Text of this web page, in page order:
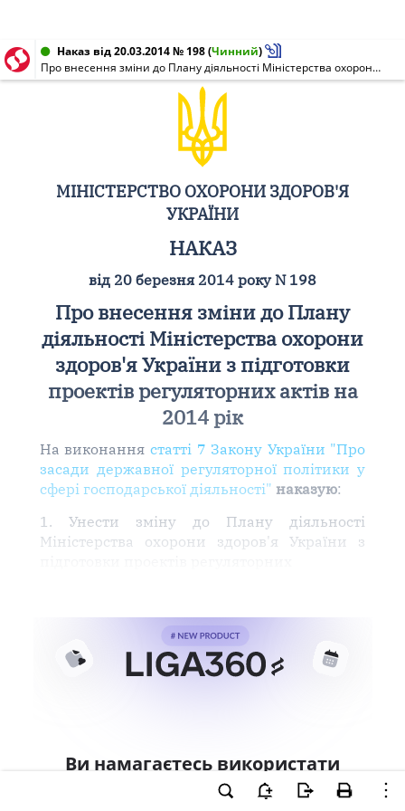
Наказ від 20.03.2014 № 198(Чинний)
Про внесення зміни до Плану діяльності Міністерства охорони здоров'я України з підготовки проектів регуляторних актів на 2014 рік
МІНІСТЕРСТВО ОХОРОНИ ЗДОРОВ'Я
УКРАЇНИ
НАКАЗ
від 20 березня 2014 року N 198
Про внесення зміни до Плану
діяльності Міністерства охорони
здоров'я України з підготовки
проектів регуляторних актів на
2014 рік
На виконання статті 7 Закону України "Про
засади державної регуляторної політики у
сфері господарської діяльності" наказую:
1. Унести зміну до Плану діяльності
Міністерства охорони здоров'я України з
Ви намагаєтесь використати
інструменти для професійної